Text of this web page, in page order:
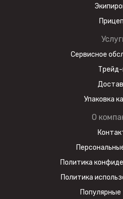
Сервисное
Упаковка
О
Политика
Политика